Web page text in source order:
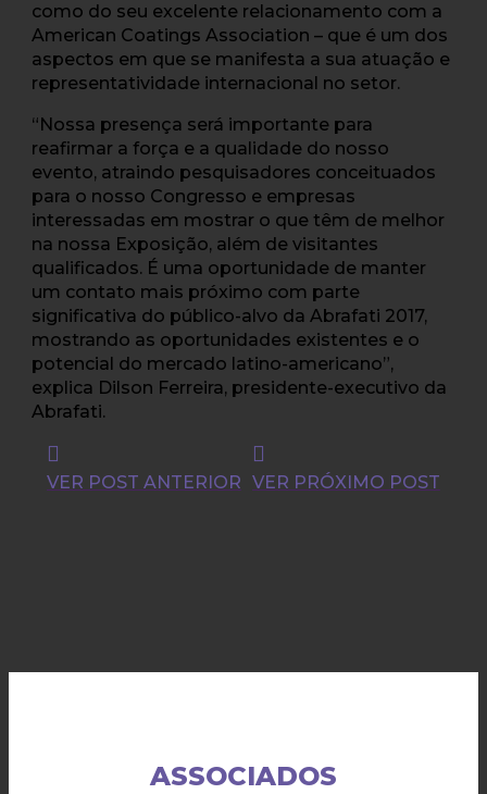
como do seu excelente relacionamento com a
American Coatings Association – que é um dos
aspectos em que se manifesta a sua atuação e
representatividade internacional no setor.
“Nossa presença será importante para
reafirmar a força e a qualidade do nosso
evento, atraindo pesquisadores conceituados
para o nosso Congresso e empresas
interessadas em mostrar o que têm de melhor
na nossa Exposição, além de visitantes
qualificados. É uma oportunidade de manter
um contato mais próximo com parte
significativa do público-alvo da Abrafati 2017,
mostrando as oportunidades existentes e o
potencial do mercado latino-americano”,
explica Dilson Ferreira, presidente-executivo da
Abrafati.
VER POST ANTERIOR VER PRÓXIMO POST
ASSOCIADOS